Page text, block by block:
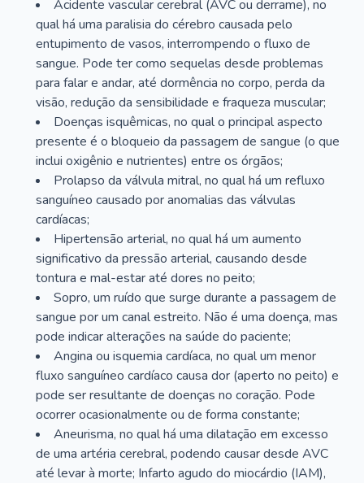
Acidente vascular cerebral (AVC ou derrame), no
qual há uma paralisia do cérebro causada pelo
entupimento de vasos, interrompendo o fluxo de
sangue. Pode ter como sequelas desde problemas
para falar e andar, até dormência no corpo, perda da
visão, redução da sensibilidade e fraqueza muscular;
Doenças isquêmicas, no qual o principal aspecto
presente é o bloqueio da passagem de sangue (o que
inclui oxigênio e nutrientes) entre os órgãos;
Prolapso da válvula mitral, no qual há um refluxo
sanguíneo causado por anomalias das válvulas
cardíacas;
Hipertensão arterial, no qual há um aumento
significativo da pressão arterial, causando desde
tontura e mal-estar até dores no peito;
Sopro, um ruído que surge durante a passagem de
sangue por um canal estreito. Não é uma doença, mas
pode indicar alterações na saúde do paciente;
Angina ou isquemia cardíaca, no qual um menor
fluxo sanguíneo cardíaco causa dor (aperto no peito) e
pode ser resultante de doenças no coração. Pode
ocorrer ocasionalmente ou de forma constante;
Aneurisma, no qual há uma dilatação em excesso
de uma artéria cerebral, podendo causar desde AVC
até levar à morte; Infarto agudo do miocárdio (IAM),